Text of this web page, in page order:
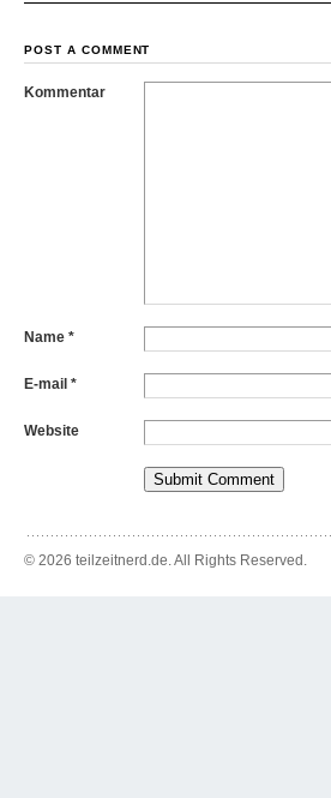
POST A COMMENT
Kommentar
Name *
E-mail *
Website
© 2026 teilzeitnerd.de. All Rights Reserved.